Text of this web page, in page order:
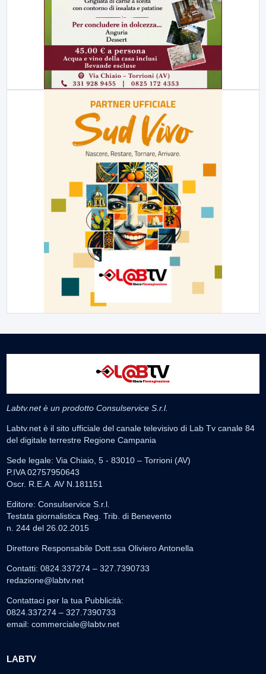
Labtv.net è un prodotto Consulservice S.r.l.
Labtv.net è il sito ufficiale del canale televisivo di Lab Tv canale 84
del digitale terrestre Regione Campania
Sede legale: Via Chiaio, 5 - 83010 – Torrioni (AV)
P.IVA 02757950643
Oscr. R.E.A. AV N.181151
Editore: Consulservice S.r.l.
Testata giornalistica Reg. Trib. di Benevento
n. 244 del 26.02.2015
Direttore Responsabile Dott.ssa Oliviero Antonella
Contatti: 0824.337274 – 327.7390733
redazione@labtv.net
Contattaci per la tua Pubblicità:
0824.337274 – 327.7390733
email: commerciale@labtv.net
LABTV